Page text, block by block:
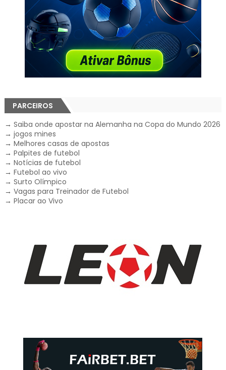
PARCEIROS
→ Saiba onde apostar na Alemanha na Copa do Mundo 2026
→ jogos mines
→ Melhores casas de apostas
→ Palpites de futebol
→ Notícias de futebol
→ Futebol ao vivo
→ Surto Olímpico
→ Vagas para Treinador de Futebol
→ Placar ao Vivo